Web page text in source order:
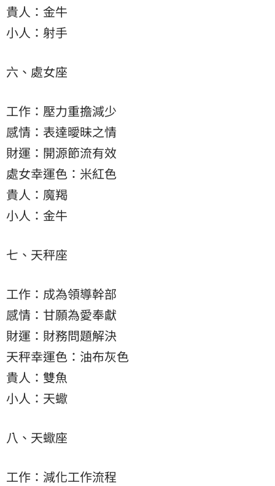
貴人：金牛
小人：射手
六、處女座
工作：壓力重擔減少
感情：表達曖昧之情
財運：開源節流有效
處女幸運色：米紅色
貴人：魔羯
小人：金牛
七、天秤座
工作：成為領導幹部
感情：甘願為愛奉獻
財運：財務問題解決
天秤幸運色：油布灰色
貴人：雙魚
小人：天蠍
八、天蠍座
工作：減化工作流程